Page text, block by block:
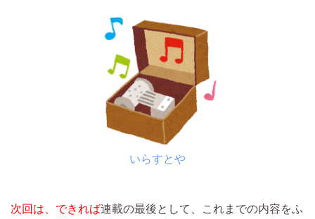
いらすとや
次回は、できれば連載の最後として、これまでの内容をふ